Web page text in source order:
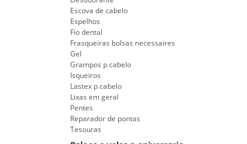
Escova de cabelo
Espelhos
Fio dental
Frasqueiras bolsas necessaires
Gel
Grampos p cabelo
Isqueiros
Lastex p cabelo
Lixas em geral
Pentes
Reparador de pontas
Tesouras